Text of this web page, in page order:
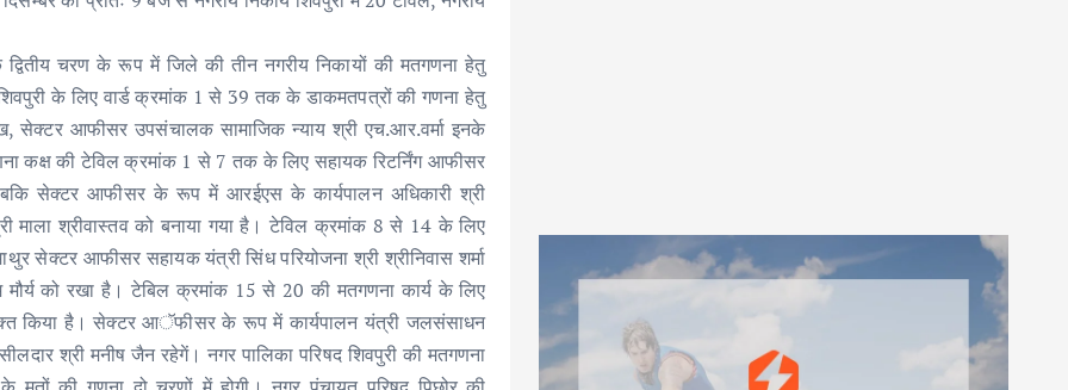
द्वितीय चरण के रूप में जिले की तीन नगरीय निकायों की मतगणना हेतु
के लिए वार्ड क्रमांक 1 से 39 तक के डाकमतपत्रों की गणना हेतु
आफीसर उपसंचालक सामाजिक न्याय श्री एच.आर.वर्मा इनके
कक्ष की टेविल क्रमांक 1 से 7 तक के लिए सहायक रिटर्निंग आफीसर
सेक्टर आफीसर के रूप में आरईएस के कार्यपालन अधिकारी श्री
माला श्रीवास्तव को बनाया गया है। टेविल क्रमांक 8 से 14 के लिए
सेक्टर आफीसर सहायक यंत्री सिंध परियोजना श्री श्रीनिवास शर्मा
को रखा है। टेबिल क्रमांक 15 से 20 की मतगणना कार्य के लिए
किया है। सेक्टर आॅफीसर के रूप में कार्यपालन यंत्री जलसंसाधन
श्री मनीष जैन रहेगें। नगर पालिका परिषद शिवपुरी की मतगणना